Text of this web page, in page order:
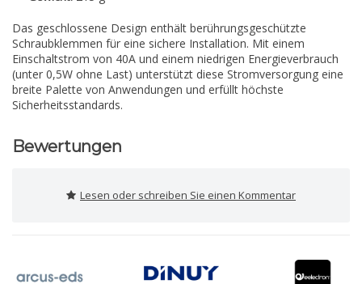
Das geschlossene Design enthält berührungsgeschützte
Schraubklemmen für eine sichere Installation. Mit einem
Einschaltstrom von 40A und einem niedrigen Energieverbrauch
(unter 0,5W ohne Last) unterstützt diese Stromversorgung eine
breite Palette von Anwendungen und erfüllt höchste
Sicherheitsstandards.
Bewertungen
Lesen oder schreiben Sie einen Kommentar